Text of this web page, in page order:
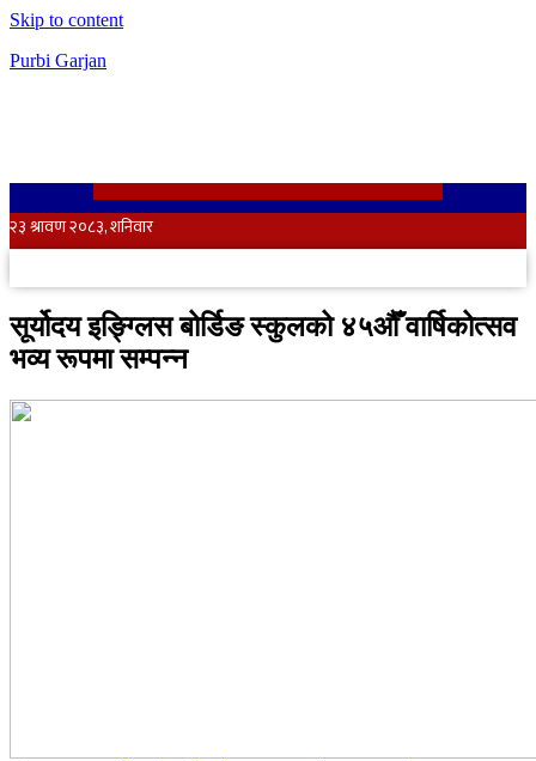
Skip to content
Purbi Garjan
सूर्योदय इङ्ग्लिस बोर्डिङ स्कुलको ४५औँ वार्षिकोत्सव
भव्य रूपमा सम्पन्न